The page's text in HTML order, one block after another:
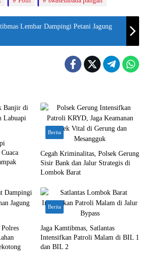
Lembar Dampingi Petani Jagung
Berita
Cegah Kriminalitas, Polsek Gerung
Sisir Bank dan Jalur Strategis di
Lombok Barat
Berita
Jaga Kamtibmas, Satlantas
Intensifkan Patroli Malam di BIL 1
dan BIL 2
Bali Nusra